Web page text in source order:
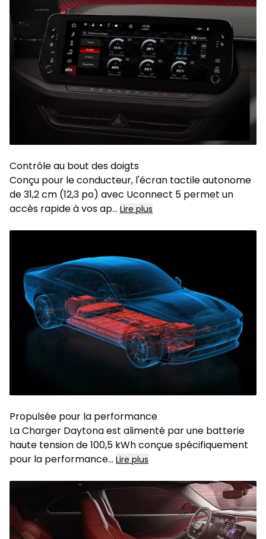
Contrôle au bout des doigts
Conçu pour le conducteur, l'écran tactile autonome
de 31,2 cm (12,3 po) avec Uconnect 5 permet un
accès rapide à vos ap... Lire plus
Propulsée pour la performance
La Charger Daytona est alimenté par une batterie
haute tension de 100,5 kWh conçue spécifiquement
pour la performance... Lire plus